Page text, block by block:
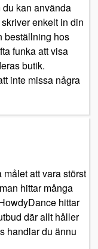
kan använda
enkelt in din
beställning hos
funka att visa
butik.
inte missa några
att vara störst
hittar många
hittar
där allt håller
handlar du ännu